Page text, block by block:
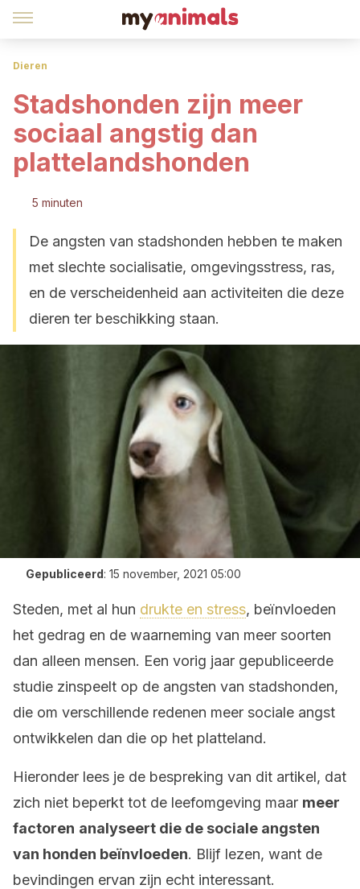
Dieren
Stadshonden zijn meer
sociaal angstig dan
plattelandshonden
5 minuten
De angsten van stadshonden hebben te maken
met slechte socialisatie, omgevingsstress, ras,
en de verscheidenheid aan activiteiten die deze
dieren ter beschikking staan.
Gepubliceerd: 15 november, 2021 05:00
Steden, met al hun drukte en stress, beïnvloeden
het gedrag en de waarneming van meer soorten
dan alleen mensen. Een vorig jaar gepubliceerde
studie zinspeelt op de angsten van stadshonden,
die om verschillende redenen meer sociale angst
ontwikkelen dan die op het platteland.
Hieronder lees je de bespreking van dit artikel, dat
zich niet beperkt tot de leefomgeving maar meer
factoren analyseert die de sociale angsten
van honden beïnvloeden. Blijf lezen, want de
bevindingen ervan zijn echt interessant.